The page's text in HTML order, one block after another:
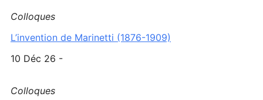
Colloques
L’invention de Marinetti (1876-1909)
10 Déc 26 -
Colloques